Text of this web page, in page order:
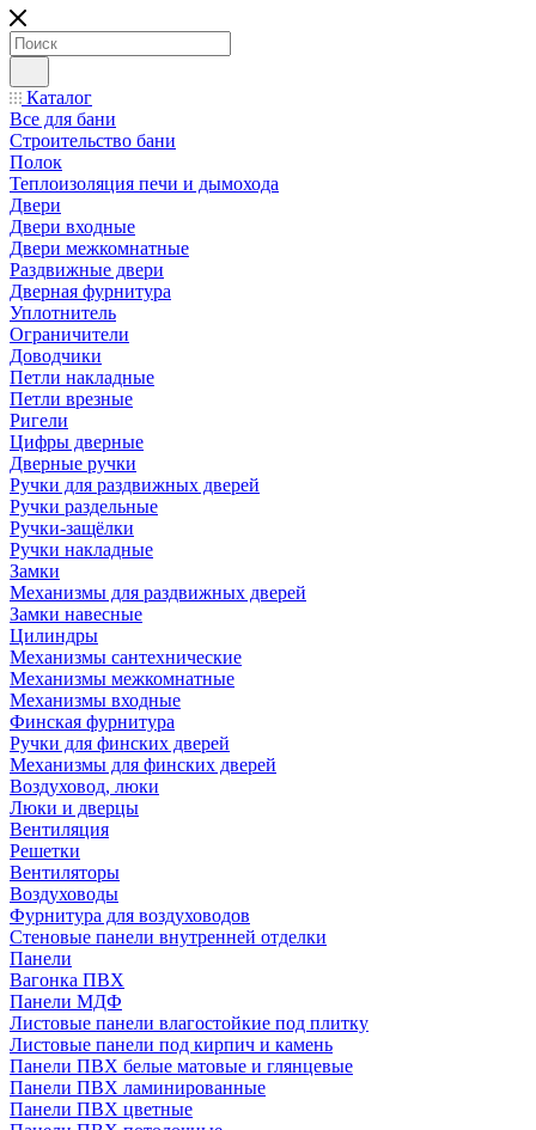
Каталог
Все для бани
Строительство бани
Полок
Теплоизоляция печи и дымохода
Двери
Двери входные
Двери межкомнатные
Раздвижные двери
Дверная фурнитура
Уплотнитель
Ограничители
Доводчики
Петли накладные
Петли врезные
Ригели
Цифры дверные
Дверные ручки
Ручки для раздвижных дверей
Ручки раздельные
Ручки-защёлки
Ручки накладные
Замки
Механизмы для раздвижных дверей
Замки навесные
Цилиндры
Механизмы сантехнические
Механизмы межкомнатные
Механизмы входные
Финская фурнитура
Ручки для финских дверей
Механизмы для финских дверей
Воздуховод, люки
Люки и дверцы
Вентиляция
Решетки
Вентиляторы
Воздуховоды
Фурнитура для воздуховодов
Стеновые панели внутренней отделки
Панели
Вагонка ПВХ
Панели МДФ
Листовые панели влагостойкие под плитку
Листовые панели под кирпич и камень
Панели ПВХ белые матовые и глянцевые
Панели ПВХ ламинированные
Панели ПВХ цветные